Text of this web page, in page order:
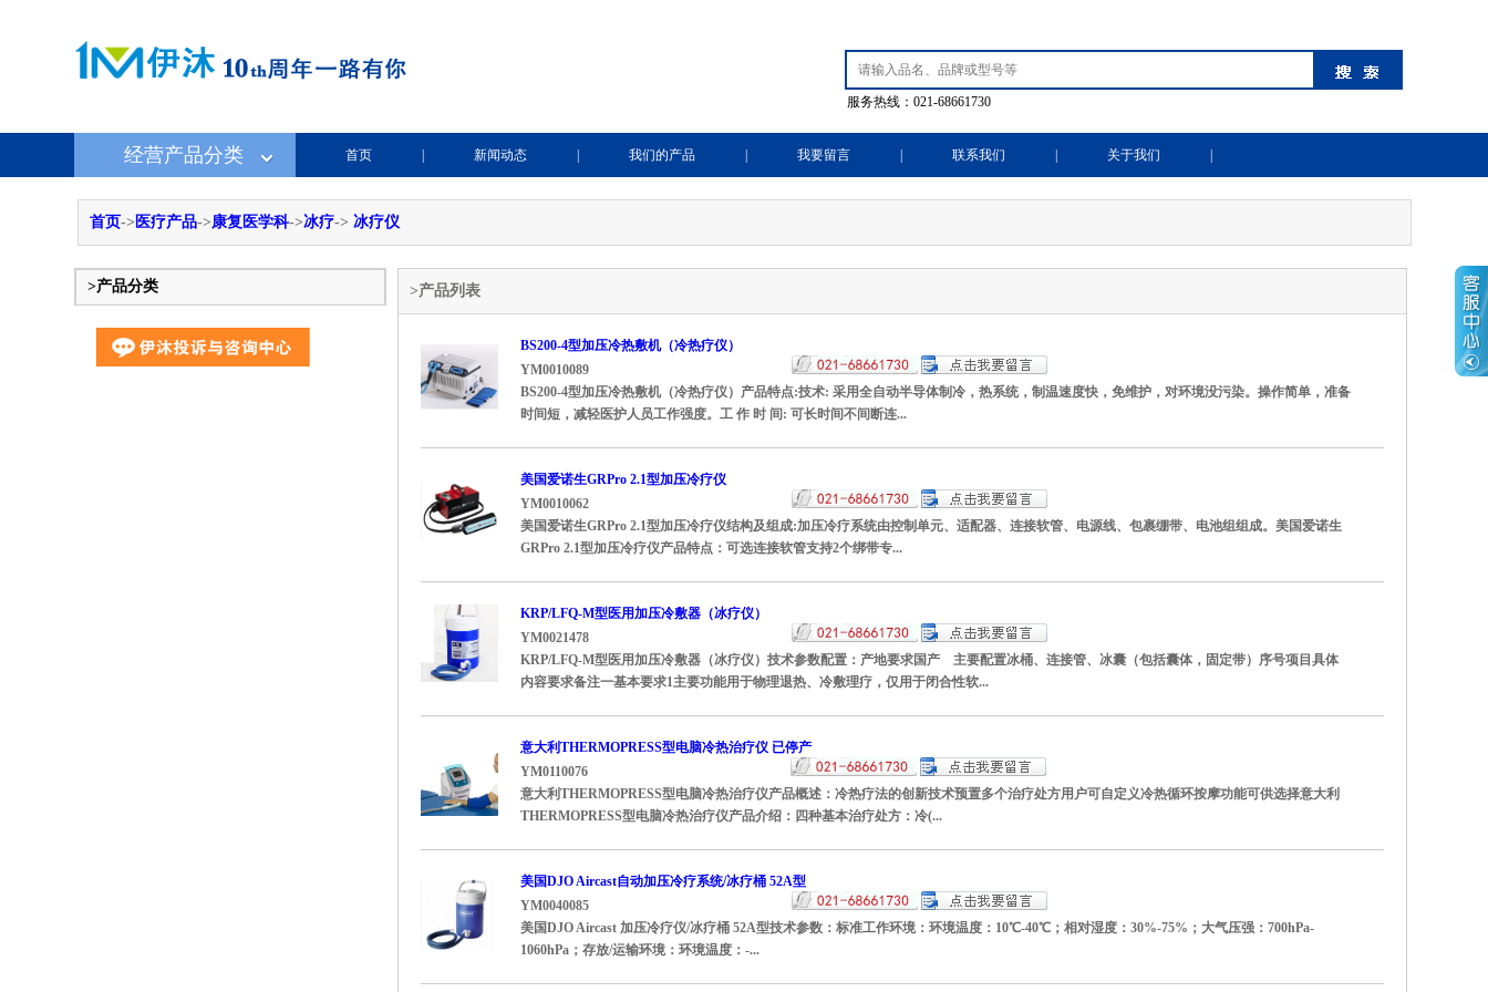
服务热线：021-68661730
经营产品分类 首页 新闻动态 我们的产品 我要留言 联系我们 关于我们
首页-> 医疗产品->康复医学科->冰疗-> 冰疗仪
>产品分类 >产品列表
BS200-4型加压冷热敷机（冷热疗仪）
YM0010089
BS200-4型加压冷热敷机（冷热疗仪）产品特点:技术: 采用全自动半导体制冷，热系统，制温速度快，免维护，对环境没污染。操作简单，准备
时间短，减轻医护人员工作强度。工 作 时 间: 可长时间不间断连...
美国爱诺生GRPro 2.1型加压冷疗仪
YM0010062
美国爱诺生GRPro 2.1型加压冷疗仪结构及组成:加压冷疗系统由控制单元、适配器、连接软管、电源线、包裹绷带、电池组组成。美国爱诺生
GRPro 2.1型加压冷疗仪产品特点：可选连接软管支持2个绑带专...
KRP/LFQ-M型医用加压冷敷器（冰疗仪）
YM0021478
KRP/LFQ-M型医用加压冷敷器（冰疗仪）技术参数配置：产地要求国产 主要配置冰桶、连接管、冰囊（包括囊体，固定带）序号项目具体
内容要求备注一基本要求1主要功能用于物理退热、冷敷理疗，仅用于闭合性软...
意大利THERMOPRESS型电脑冷热治疗仪 已停产
YM0110076
意大利THERMOPRESS型电脑冷热治疗仪产品概述：冷热疗法的创新技术预置多个治疗处方用户可自定义冷热循环按摩功能可供选择意大利
THERMOPRESS型电脑冷热治疗仪产品介绍：四种基本治疗处方：冷(...
美国DJO Aircast自动加压冷疗系统/冰疗桶 52A型
YM0040085
美国DJO Aircast 加压冷疗仪/冰疗桶 52A型技术参数：标准工作环境：环境温度：10℃-40℃；相对湿度：30%-75%；大气压强：700hPa-
1060hPa；存放/运输环境：环境温度：-...